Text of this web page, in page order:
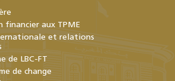
financier aux TPME
et relations
de LBC-FT
de change